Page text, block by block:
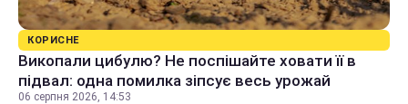
КОРИСНЕ
Викопали цибулю? Не поспішайте ховати її в
підвал: одна помилка зіпсує весь урожай
06 серпня 2026, 14:53